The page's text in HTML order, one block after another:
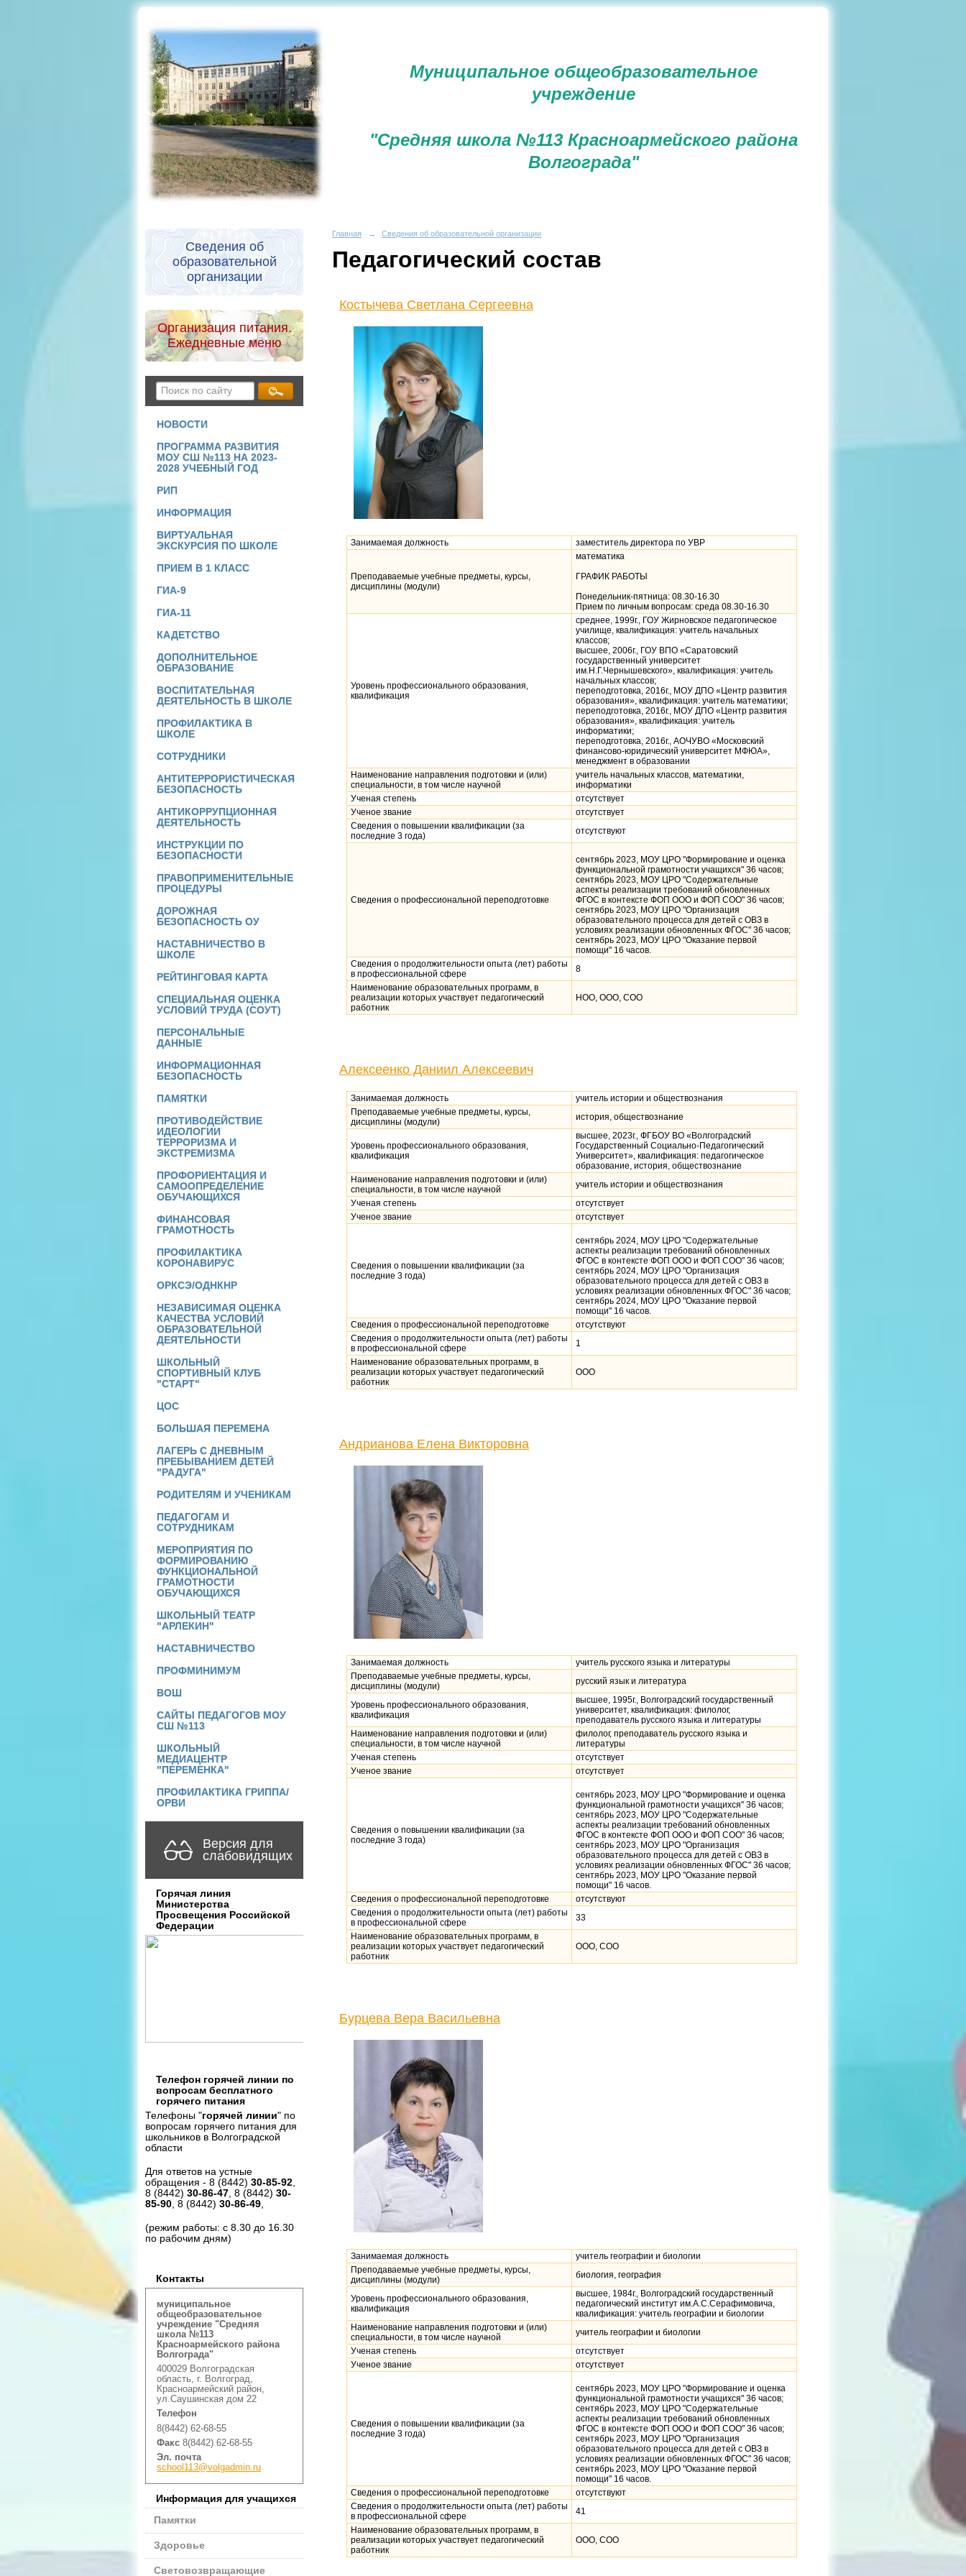
Муниципальное общеобразовательное
учреждение
"Средняя школа №113 Красноармейского района
Волгограда"
Сведения об
образовательной
организации
Организация питания.
Ежедневные меню
НОВОСТИ
ПРОГРАММА РАЗВИТИЯ
МОУ СШ №113 НА 2023-
2028 УЧЕБНЫЙ ГОД
РИП
ИНФОРМАЦИЯ
ВИРТУАЛЬНАЯ
ЭКСКУРСИЯ ПО ШКОЛЕ
ПРИЕМ В 1 КЛАСС
ГИА-9
ГИА-11
КАДЕТСТВО
ДОПОЛНИТЕЛЬНОЕ
ОБРАЗОВАНИЕ
ВОСПИТАТЕЛЬНАЯ
ДЕЯТЕЛЬНОСТЬ В ШКОЛЕ
ПРОФИЛАКТИКА В
ШКОЛЕ
СОТРУДНИКИ
АНТИТЕРРОРИСТИЧЕСКАЯ
БЕЗОПАСНОСТЬ
АНТИКОРРУПЦИОННАЯ
ДЕЯТЕЛЬНОСТЬ
ИНСТРУКЦИИ ПО
БЕЗОПАСНОСТИ
ПРАВОПРИМЕНИТЕЛЬНЫЕ
ПРОЦЕДУРЫ
ДОРОЖНАЯ
БЕЗОПАСНОСТЬ ОУ
НАСТАВНИЧЕСТВО В
ШКОЛЕ
РЕЙТИНГОВАЯ КАРТА
СПЕЦИАЛЬНАЯ ОЦЕНКА
УСЛОВИЙ ТРУДА (СОУТ)
ПЕРСОНАЛЬНЫЕ
ДАННЫЕ
ИНФОРМАЦИОННАЯ
БЕЗОПАСНОСТЬ
ПАМЯТКИ
ПРОТИВОДЕЙСТВИЕ
ИДЕОЛОГИИ
ТЕРРОРИЗМА И
ЭКСТРЕМИЗМА
ПРОФОРИЕНТАЦИЯ И
САМООПРЕДЕЛЕНИЕ
ОБУЧАЮЩИХСЯ
ФИНАНСОВАЯ
ГРАМОТНОСТЬ
ПРОФИЛАКТИКА
КОРОНАВИРУС
ОРКСЭ/ОДНКНР
НЕЗАВИСИМАЯ ОЦЕНКА
КАЧЕСТВА УСЛОВИЙ
ОБРАЗОВАТЕЛЬНОЙ
ДЕЯТЕЛЬНОСТИ
ШКОЛЬНЫЙ
СПОРТИВНЫЙ КЛУБ
"СТАРТ"
ЦОС
БОЛЬШАЯ ПЕРЕМЕНА
ЛАГЕРЬ С ДНЕВНЫМ
ПРЕБЫВАНИЕМ ДЕТЕЙ
"РАДУГА"
РОДИТЕЛЯМ И УЧЕНИКАМ
ПЕДАГОГАМ И
СОТРУДНИКАМ
МЕРОПРИЯТИЯ ПО
ФОРМИРОВАНИЮ
ФУНКЦИОНАЛЬНОЙ
ГРАМОТНОСТИ
ОБУЧАЮЩИХСЯ
ШКОЛЬНЫЙ ТЕАТР
"АРЛЕКИН"
НАСТАВНИЧЕСТВО
ПРОФМИНИМУМ
ВОШ
САЙТЫ ПЕДАГОГОВ МОУ
СШ №113
ШКОЛЬНЫЙ
МЕДИАЦЕНТР
"ПЕРЕМЕНКА"
ПРОФИЛАКТИКА ГРИППА/
ОРВИ
Версия для
слабовидящих
Горячая линия
Министерства
Просвещения Российской
Федерации
Телефон горячей линии по
вопросам бесплатного
горячего питания
Телефоны "горячей линии" по
вопросам горячего питания для
школьников в Волгоградской
области
Для ответов на устные
обращения - 8 (8442) 30-85-92
8 (8442) 30-86-47 , 8 (8442) 30-
85-90 , 8 (8442) 30-86-49
(режим работы: с 8.30 до 16.30
по рабочим дням)
Контакты
муниципальное
общеобразовательное
учреждение "Средняя
школа №113
Красноармейского района
Волгограда"
400029 Волгоградская
область, г. Волгоград,
Красноармейский район,
ул.Саушинская дом 22
Телефон
8(8442) 62-68-55
Факс 8(8442) 62-68-55
Эл. почта
school113@volgadmin.ru
Информация для учащихся
Памятки
Здоровье
Световозвращающие
Главная → Сведения об образовательной организации
Педагогический состав
Костычева Светлана Сергеевна
Занимаемая должность заместитель директора по УВР
Преподаваемые учебные предметы, курсы,
дисциплины (модули)
математика
ГРАФИК РАБОТЫ
Понедельник-пятница: 08.30-16.30
Прием по личным вопросам: среда 08.30-16.30
Уровень профессионального образования,
квалификация
среднее, 1999г., ГОУ Жирновское педагогическое
училище, квалификация: учитель начальных
классов;
высшее, 2006г., ГОУ ВПО «Саратовский
государственный университет
им.Н.Г.Чернышевского», квалификация: учитель
начальных классов;
переподготовка, 2016г., МОУ ДПО «Центр развития
образования», квалификация: учитель математики;
переподготовка, 2016г., МОУ ДПО «Центр развития
образования», квалификация: учитель
информатики;
переподготовка, 2016г., АОЧУВО «Московский
финансово-юридический университет МФЮА»,
менеджмент в образовании
Наименование направления подготовки и (или)
специальности, в том числе научной
учитель начальных классов, математики,
информатики
Ученая степень
отсутствует
Ученое звание
отсутствует
Сведения о повышении квалификации (за
последние 3 года)
отсутствуют
Сведения о профессиональной переподготовке
сентябрь 2023, МОУ ЦРО "Формирование и оценка
функциональной грамотности учащихся" 36 часов;
сентябрь 2023, МОУ ЦРО "Содержательные
аспекты реализации требований обновленных
ФГОС в контексте ФОП ООО и ФОП СОО" 36 часов;
сентябрь 2023, МОУ ЦРО "Организация
образовательного процесса для детей с ОВЗ в
условиях реализации обновленных ФГОС" 36 часов;
сентябрь 2023, МОУ ЦРО "Оказание первой
помощи" 16 часов.
Сведения о продолжительности опыта (лет) работы
в профессиональной сфере
8
Наименование образовательных программ, в
реализации которых участвует педагогический
работник
НОО, ООО, СОО
Алексеенко Даниил Алексеевич
Занимаемая должность
учитель истории и обществознания
Преподаваемые учебные предметы, курсы,
дисциплины (модули)
история, обществознание
Уровень профессионального образования,
квалификация
высшее, 2023г., ФГБОУ ВО «Волгоградский
Государственный Социально-Педагогический
Университет», квалификация: педагогическое
образование, история, обществознание
Наименование направления подготовки и (или)
специальности, в том числе научной
учитель истории и обществознания
Ученая степень
отсутствует
Ученое звание
отсутствует
Сведения о повышении квалификации (за
последние 3 года)
сентябрь 2024, МОУ ЦРО "Содержательные
аспекты реализации требований обновленных
ФГОС в контексте ФОП ООО и ФОП СОО" 36 часов;
сентябрь 2024, МОУ ЦРО "Организация
образовательного процесса для детей с ОВЗ в
условиях реализации обновленных ФГОС" 36 часов;
сентябрь 2024, МОУ ЦРО "Оказание первой
помощи" 16 часов.
Сведения о профессиональной переподготовке
отсутствуют
Сведения о продолжительности опыта (лет) работы
в профессиональной сфере
1
Наименование образовательных программ, в
реализации которых участвует педагогический
работник
ООО
Андрианова Елена Викторовна
Занимаемая должность
учитель русского языка и литературы
Преподаваемые учебные предметы, курсы,
дисциплины (модули)
русский язык и литература
Уровень профессионального образования,
квалификация
высшее, 1995г., Волгоградский государственный
университет, квалификация: филолог,
преподаватель русского языка и литературы
Наименование направления подготовки и (или)
специальности, в том числе научной
филолог, преподаватель русского языка и
литературы
Ученая степень
отсутствует
Ученое звание
отсутствует
Сведения о повышении квалификации (за
последние 3 года)
сентябрь 2023, МОУ ЦРО "Формирование и оценка
функциональной грамотности учащихся" 36 часов;
сентябрь 2023, МОУ ЦРО "Содержательные
аспекты реализации требований обновленных
ФГОС в контексте ФОП ООО и ФОП СОО" 36 часов;
сентябрь 2023, МОУ ЦРО "Организация
образовательного процесса для детей с ОВЗ в
условиях реализации обновленных ФГОС" 36 часов;
сентябрь 2023, МОУ ЦРО "Оказание первой
помощи" 16 часов.
Сведения о профессиональной переподготовке
отсутствуют
Сведения о продолжительности опыта (лет) работы
в профессиональной сфере
33
Наименование образовательных программ, в
реализации которых участвует педагогический
работник
ООО, СОО
Бурцева Вера Васильевна
Занимаемая должность
учитель географии и биологии
Преподаваемые учебные предметы, курсы,
дисциплины (модули)
биология, география
Уровень профессионального образования,
квалификация
высшее, 1984г., Волгоградский государственный
педагогический институт им.А.С.Серафимовича,
квалификация: учитель географии и биологии
Наименование направления подготовки и (или)
специальности, в том числе научной
учитель географии и биологии
Ученая степень
отсутствует
Ученое звание
отсутствует
Сведения о повышении квалификации (за
последние 3 года)
сентябрь 2023, МОУ ЦРО "Формирование и оценка
функциональной грамотности учащихся" 36 часов;
сентябрь 2023, МОУ ЦРО "Содержательные
аспекты реализации требований обновленных
ФГОС в контексте ФОП ООО и ФОП СОО" 36 часов;
сентябрь 2023, МОУ ЦРО "Организация
образовательного процесса для детей с ОВЗ в
условиях реализации обновленных ФГОС" 36 часов;
сентябрь 2023, МОУ ЦРО "Оказание первой
помощи" 16 часов.
Сведения о профессиональной переподготовке
отсутствуют
Сведения о продолжительности опыта (лет) работы
в профессиональной сфере
41
Наименование образовательных программ, в
реализации которых участвует педагогический
работник
ООО, СОО